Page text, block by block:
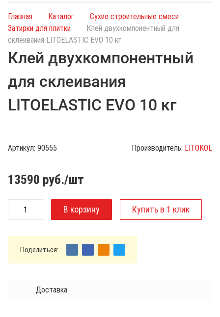
и
с
о
а
у
Главная Каталог
Сухие строительные смеси
Затирки для плитки
Клей двухкомпонентный для
склеивания LITOELASTIC EVO 10 кг
Клей двухкомпонентный
для склеивания
LITOELASTIC EVO 10 кг
Артикул: 90555 Производитель: LITOKOL
13590 руб./шт
Поделиться:
Доставка